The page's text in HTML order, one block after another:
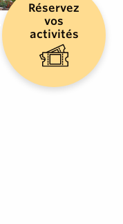
Réservez
vos
activités